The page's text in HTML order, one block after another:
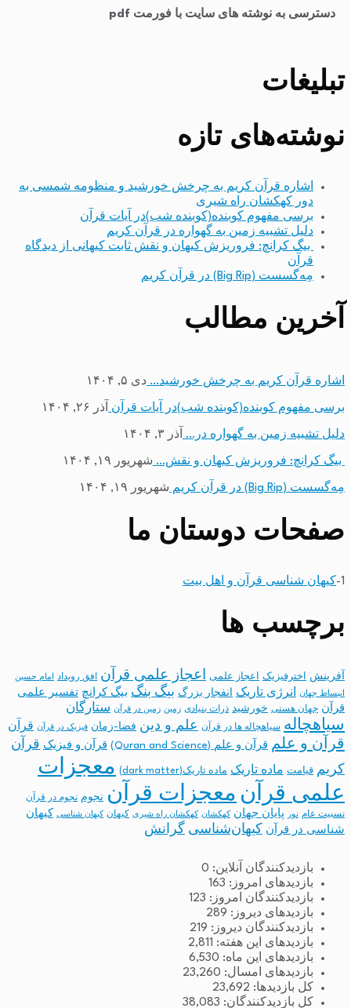
دسترسی به نوشته های سایت با فورمت pdf
تبلیغات
نوشته‌های تازه
اشاره قرآن کریم به چرخش خورشید و منظومه شمسی به
دور کهکشان راه شیری
برسی مفهوم کوبنده(کوبنده شب)در آیات قرآن
دلیل تشبیه زمین به گهواره در قرآن کریم
بیگ کرانچ: فروریزش کیهان و نقش ثابت کیهانی از دیدگاه
قرآن
مِه‌گسست (Big Rip) در قرآن کریم
آخرین مطالب
اشاره قرآن کریم به چرخش خورشید… دی ۵, ۱۴۰۴
برسی مفهوم کوبنده(کوبنده شب)در آیات قرآن آذر ۲۶, ۱۴۰۴
دلیل تشبیه زمین به گهواره در… آذر ۳, ۱۴۰۴
بیگ کرانچ: فروریزش کیهان و نقش… شهریور ۱۹, ۱۴۰۴
مِه‌گسست (Big Rip) در قرآن کریم شهریور ۱۹, ۱۴۰۴
صفحات دوستان ما
1- کیهان شناسی قرآن و اهل بیت
برچسب ها
آفرینش اخترفیزیک اعجاز علمی اعجاز علمی قرآن افق رویداد امام حسین
انبساط جهان انرژی تاریک انفجار بزرگ بیگ بنگ بیگ کرانچ تفسیر علمی
قرآن جهان هستی خورشید ذرات بنیادی زمین زمین در قرآن ستارگان
سیاهچاله سیاهچاله ها در قرآن علم و دین فضا-زمان فیزیک در قرآن قرآن
قرآن و علم قرآن و علم (Quran and Science) قرآن و فیزیک قرآن
کریم قیامت ماده تاریک ماده تاریک(dark matter)
معجزات
علمی قرآن معجزات قرآن نجوم نجوم در قرآن
نسبیت عام نور پایان جهان کهکشان کهکشان راه شیری کیهان کیهان شناسی
کیهان
شناسی در قرآن
کیهان‌شناسی گرانش
بازدیدکنندگان آنلاین: 0
بازدیدهای امروز: 163
بازدیدکنندگان امروز: 123
بازدیدهای دیروز: 289
بازدیدکنندگان دیروز: 219
بازدیدهای این هفته: 2,811
بازدیدهای این ماه: 6,530
بازدیدهای امسال: 23,260
کل بازدیدها: 23,692
کل بازدیدکنند‌گان: 38,083